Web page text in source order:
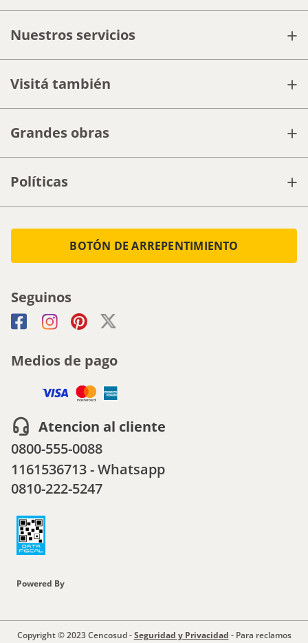
Nuestros servicios +
Visitá también +
Grandes obras +
Políticas +
BOTÓN DE ARREPENTIMIENTO
Seguinos
Medios de pago
Atencion al cliente
0800-555-0088
1161536713 - Whatsapp
0810-222-5247
Powered By
Copyright © 2023 Cencosud -Seguridad y Privacidad - Para reclamos